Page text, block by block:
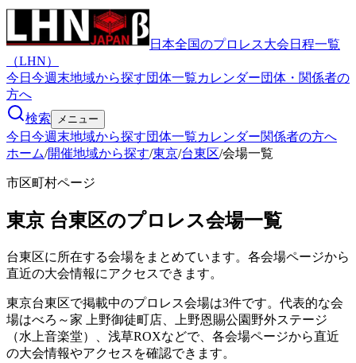
日本全国のプロレス大会日程一覧
（LHN）
今日 今週末地域から探す団体一覧カレンダー団体・関係者の
方へ
検索
メニュー
今日 今週末地域から探す団体一覧カレンダー関係者の方へ
ホーム/開催地域から探す/東京/台東区/会場一覧
市区町村ページ
東京 台東区のプロレス会場一覧
台東区に所在する会場をまとめています。各会場ページから
直近の大会情報にアクセスできます。
東京台東区で掲載中のプロレス会場は3件です。代表的な会
場はべろ～家 上野御徒町店、上野恩賜公園野外ステージ
（水上音楽堂）、浅草ROXなどで、各会場ページから直近
の大会情報やアクセスを確認できます。